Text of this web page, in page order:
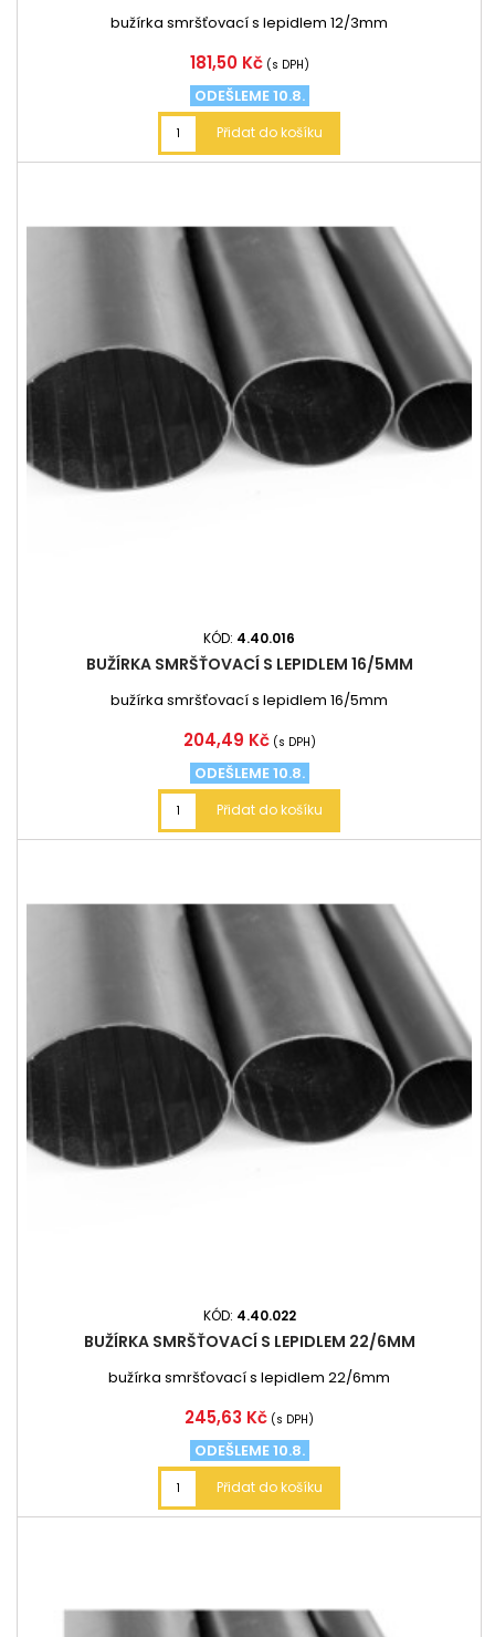
bužírka smršťovací s lepidlem 12/3mm
Cena
181,50 Kč (s DPH)
ODEŠLEME 10.8.
Přidat do košíku
KÓD: 4.40.016
BUŽÍRKA SMRŠŤOVACÍ S LEPIDLEM 16/5MM
bužírka smršťovací s lepidlem 16/5mm
Cena
204,49 Kč (s DPH)
ODEŠLEME 10.8.
Přidat do košíku
KÓD: 4.40.022
BUŽÍRKA SMRŠŤOVACÍ S LEPIDLEM 22/6MM
bužírka smršťovací s lepidlem 22/6mm
Cena
245,63 Kč (s DPH)
ODEŠLEME 10.8.
Přidat do košíku